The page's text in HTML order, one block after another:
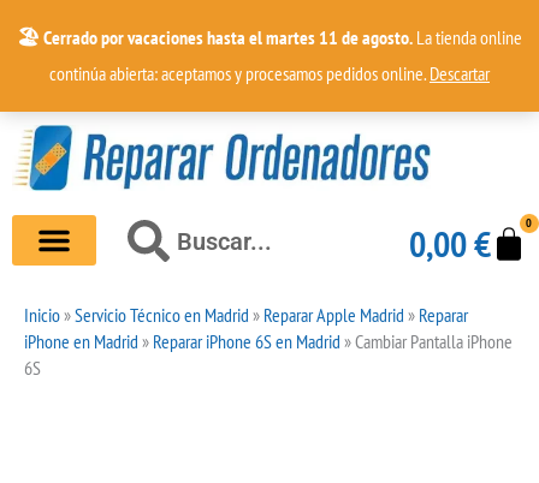
🏖️ Cerrado por vacaciones hasta el martes 11 de agosto.La tienda online
continúa abierta: aceptamos y procesamos pedidos online.Descartar
contenido
BuscarBuscar 0,00€ 0
Inicio»Servicio Técnico en Madrid»Reparar Apple Madrid»Reparar
iPhone en Madrid»Reparar iPhone 6S en Madrid»Cambiar Pantalla iPhone
6S